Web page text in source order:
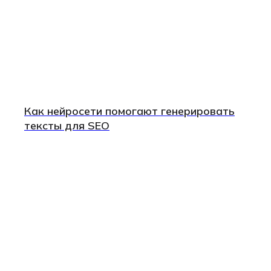
Как нейросети помогают генерировать
тексты для SEO